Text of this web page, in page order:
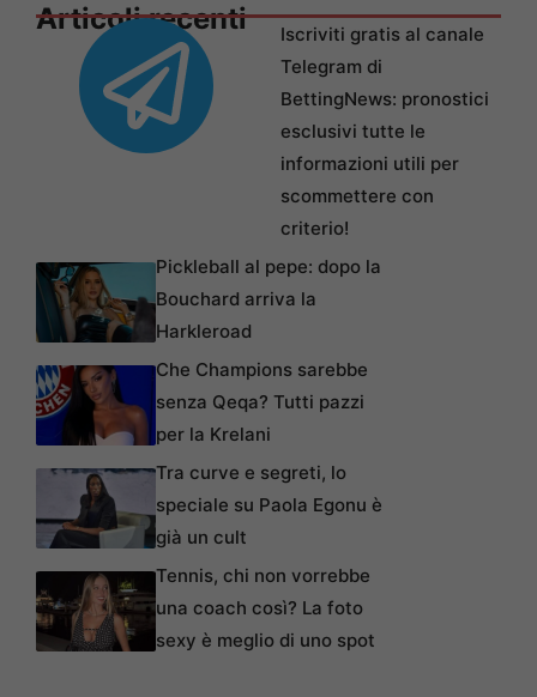
Articoli recenti
Iscriviti gratis al canale
Telegram di
BettingNews: pronostici
esclusivi tutte le
informazioni utili per
scommettere con
criterio!
Pickleball al pepe: dopo la
Bouchard arriva la
Harkleroad
Che Champions sarebbe
senza Qeqa? Tutti pazzi
per la Krelani
Tra curve e segreti, lo
speciale su Paola Egonu è
già un cult
Tennis, chi non vorrebbe
una coach così? La foto
sexy è meglio di uno spot